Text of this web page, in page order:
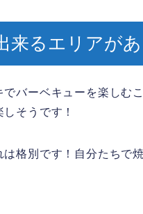
来るエリアがあ
でバーベキューを楽しむ
そうです！
格別です！自分たちで